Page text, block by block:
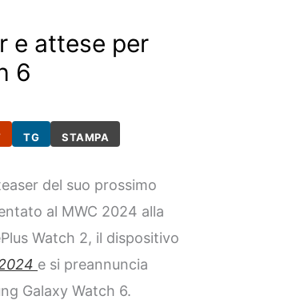
e attese per
6
TG STAMPA
del suo prossimo
al MWC 2024 alla
Watch 2, il dispositivo
e si preannuncia
Galaxy Watch 6.